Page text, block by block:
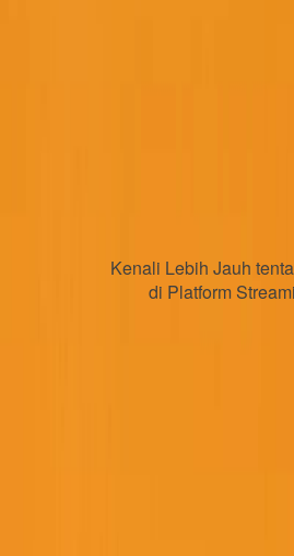
Kenali Lebih Jauh
di Platform